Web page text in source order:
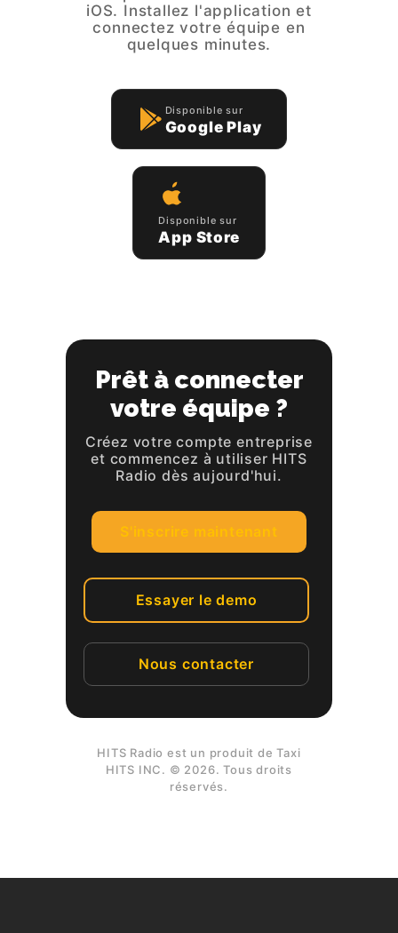
iOS. Installez l'application et
connectez votre équipe en
quelques minutes.
Disponible sur
Google Play
Disponible sur
App Store
Prêt à connecter
votre équipe ?
Créez votre compte entreprise
et commencez à utiliser HITS
Radio dès aujourd'hui.
S'inscrire maintenant
Essayer le demo
Nous contacter
HITS Radio est un produit de Taxi
HITS INC. © 2026. Tous droits
réservés.